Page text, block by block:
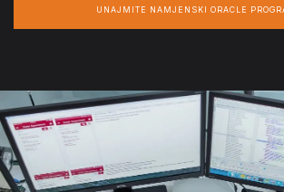
UNAJMITE NAMJENSKI ORACLE